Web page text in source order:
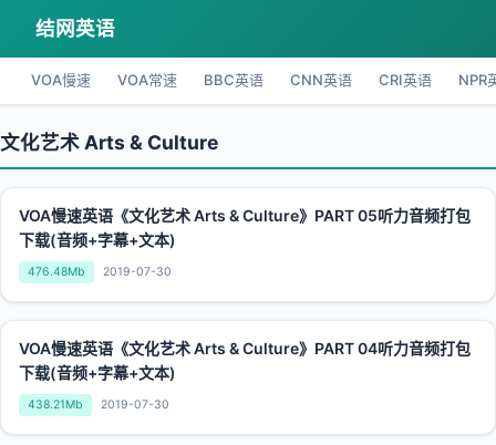
结网英语
VOA慢速 VOA常速 BBC英语 CNN英语 CRI英语 NPR
文化艺术 Arts & Culture
VOA慢速英语《文化艺术 Arts & Culture》PART 05听力音频打包
下载(音频+字幕+文本)
476.48Mb 2019-07-30
VOA慢速英语《文化艺术 Arts & Culture》PART 04听力音频打包
下载(音频+字幕+文本)
438.21Mb 2019-07-30